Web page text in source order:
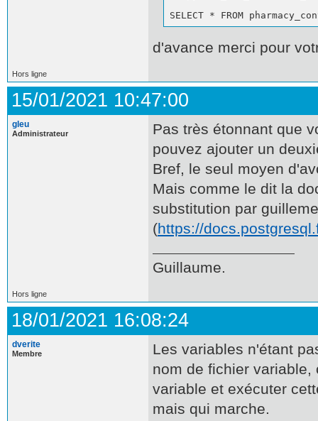
SELECT * FROM
d'avance merci pour
Hors ligne
15/01/2021 10:47:00
gleu
Administrateur
Pas très étonnant que
pouvez ajouter un
Bref, le seul moyen
Mais comme le dit la
substitution par
(https://
Guillaume.
Hors ligne
18/01/2021 16:08:24
dverite
Membre
Les variables n'étant
nom de fichier
variable et exécuter
mais qui marche.